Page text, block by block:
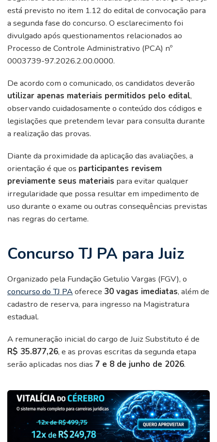
está previsto no item 1.12 do edital de convocação para
a segunda fase do concurso. O esclarecimento foi
divulgado após questionamentos relacionados ao
Processo de Controle Administrativo (PCA) nº
0003739-97.2026.2.00.0000.
De acordo com o comunicado, os candidatos deverão
utilizar apenas materiais permitidos pelo edital,
observando cuidadosamente o conteúdo dos códigos e
legislações que pretendem levar para consulta durante
a realização das provas.
Diante da proximidade da aplicação das avaliações, a
orientação é que os participantes revisem
previamente seus materiais para evitar qualquer
irregularidade que possa resultar em impedimento de
uso durante o exame ou outras consequências previstas
nas regras do certame.
Concurso TJ PA para Juiz
Organizado pela Fundação Getulio Vargas (FGV), o
concurso do TJ PAoferece 30 vagas imediatas, além de
cadastro de reserva, para ingresso na Magistratura
estadual.
A remuneração inicial do cargo de Juiz Substituto é de
R$ 35.877,26, e as provas escritas da segunda etapa
serão aplicadas nos dias 7 e 8 de junho de 2026.